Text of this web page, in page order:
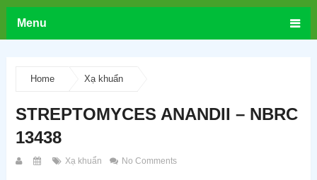
Menu
Home Xạ khuẩn
STREPTOMYCES ANANDII – NBRC
13438
Xạ khuẩn No Comments